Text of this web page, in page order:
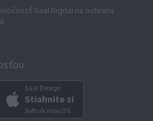
Saal Digital na ochranu
Saal Design
Stiahnite si
Softvér macOS